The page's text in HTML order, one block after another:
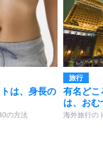
は、身長の
の方法
旅行
有名どこ
は、おむ
海外旅行の